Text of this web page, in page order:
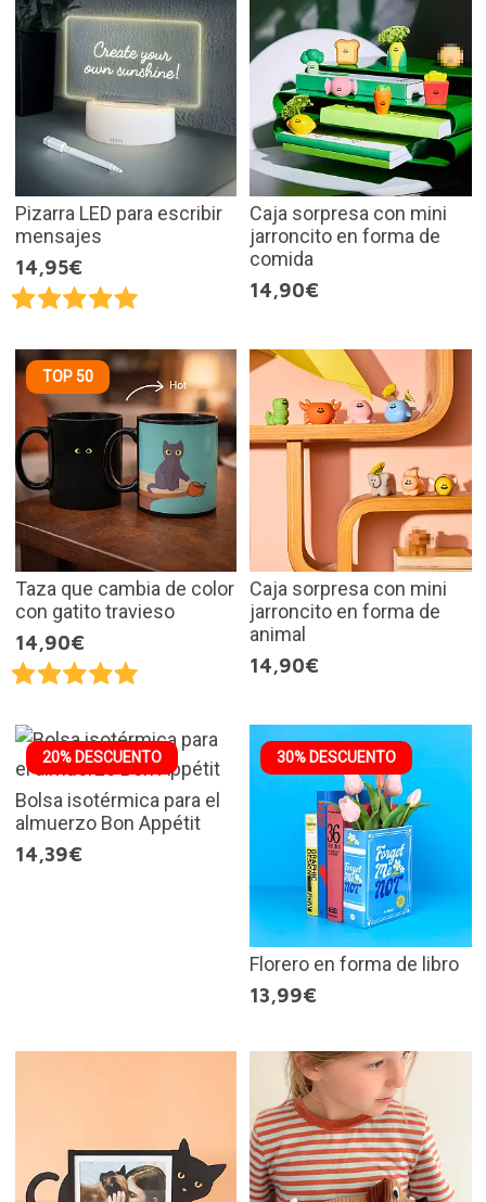
Pizarra LED para escribir
mensajes
14,95€
Caja sorpresa con mini
jarroncito en forma de
comida
14,90€
TOP 50
Taza que cambia de color
con gatito travieso
14,90€
Caja sorpresa con mini
jarroncito en forma de
animal
14,90€
20% DESCUENTO
Bolsa isotérmica para el
almuerzo Bon Appétit
14,39€
30% DESCUENTO
Florero en forma de libro
13,99€